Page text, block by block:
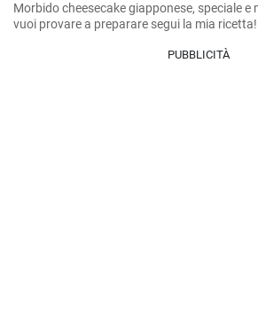
Morbido cheesecake giapponese, speciale e
vuoi provare a preparare segui la mia ricetta!
PUBBLICITÀ